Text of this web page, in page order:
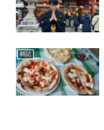
雑記